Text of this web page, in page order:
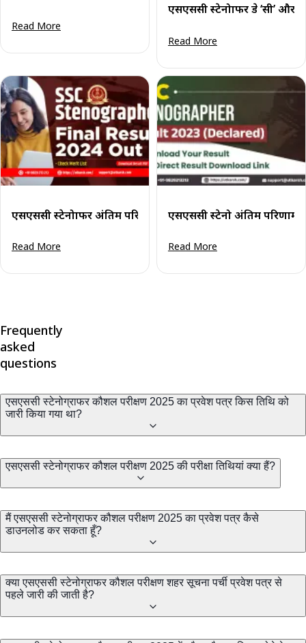
Read More
एसएससी स्टेनोग्राफर ग्रेड
Read More
एसएससी स्टेनोग्राफर अंतिम परिणाम 2024 (घोषित): पीडीएफ
Read More
एसएससी स्टेनो अंतिम परिणाम
Read More
Frequently
asked
questions
एसएससी स्टेनोग्राफर कौशल परीक्षण 2025 का प्रवेश पत्र किस तिथि को
जारी किया गया था?
एसएससी स्टेनोग्राफर कौशल परीक्षण 2025 की परीक्षा तिथियां क्या हैं?
मैं एसएससी स्टेनोग्राफर कौशल परीक्षण 2025 का प्रवेश पत्र कैसे
डाउनलोड कर सकता हूँ?
क्या एसएससी स्टेनोग्राफर कौशल परीक्षण शहर सूचना पर्ची प्रवेश पत्र से
पहले जारी की जाती है?